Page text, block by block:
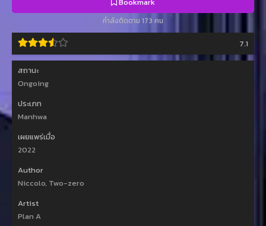
กำลังติดตาม 173 คน
7.1
สถานะ
Ongoing
ประเภท
Manhwa
เผยแพร่เมื่อ
2022
Author
Niccolo, Two-zero
Artist
Plan A